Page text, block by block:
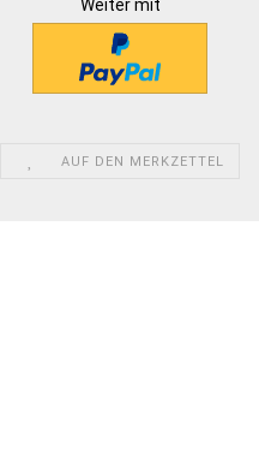
Weiter mit
AUF DEN MERKZETTEL